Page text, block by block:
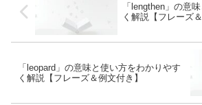
「lengthen」の意
く解説【フレーズ
「leopard」の意味と使い方をわかりやす
く解説【フレーズ＆例文付き】